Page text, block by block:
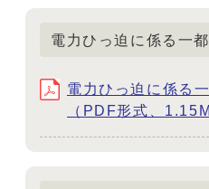
電力ひっ迫に係る一
電力ひっ迫に係る
（PDF形式、